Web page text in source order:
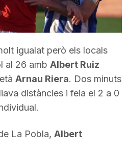
igualat però els locals
al 26 amb Albert Ruiz
Arnau Riera. Dos minuts
distàncies i feia el 2 a 0
La Pobla, Albert